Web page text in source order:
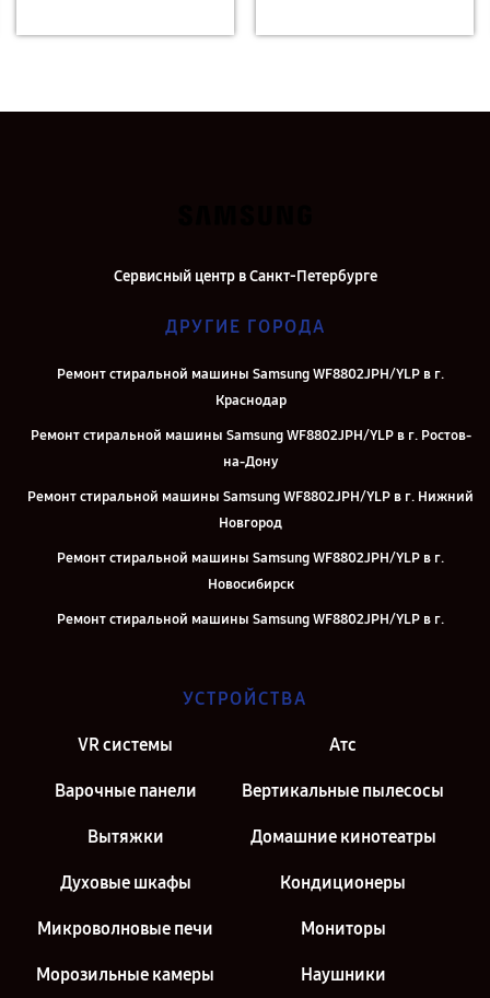
Сервисный центр в Санкт-Петербурге
ДРУГИЕ ГОРОДА
Ремонт стиральной машины Samsung WF8802JPH/YLP в г.
Краснодар
Ремонт стиральной машины Samsung WF8802JPH/YLP в г. Ростов-
на-Дону
Ремонт стиральной машины Samsung WF8802JPH/YLP в г. Нижний
Новгород
Ремонт стиральной машины Samsung WF8802JPH/YLP в г.
Новосибирск
Ремонт стиральной машины Samsung WF8802JPH/YLP в г.
Екатеринбург
Ремонт стиральной машины Samsung WF8802JPH/YLP в г. Казань
УСТРОЙСТВА
VR системы Атс
Варочные панели Вертикальные пылесосы
Вытяжки Домашние кинотеатры
Духовые шкафы Кондиционеры
Микроволновые печи Мониторы
Морозильные камеры Наушники